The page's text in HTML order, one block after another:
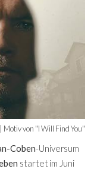
von "I Will Find You"
Coben-Universum
startet im Juni